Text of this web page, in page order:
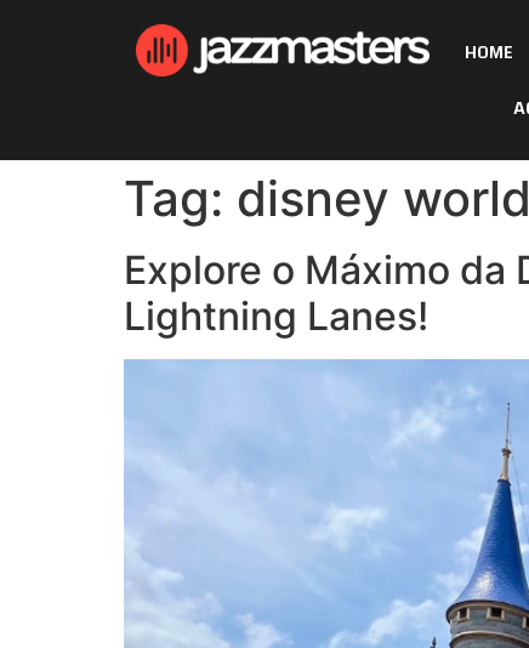
HOME
Tag: disney world
Explore o Máximo da
Lightning Lanes!